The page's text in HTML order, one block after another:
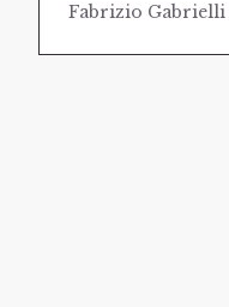
Fabrizio Gabrielli